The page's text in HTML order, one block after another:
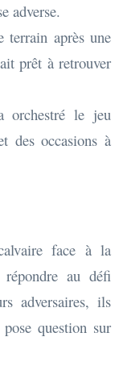
adverse.
terrain après une
prêt à retrouver
orchestré le jeu
des occasions à
face à la
répondre au défi
adversaires, ils
question sur